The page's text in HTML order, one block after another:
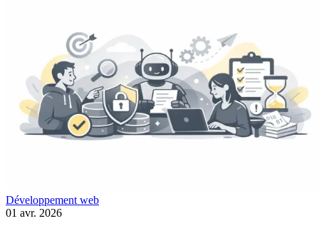
Développement web
01 avr. 2026